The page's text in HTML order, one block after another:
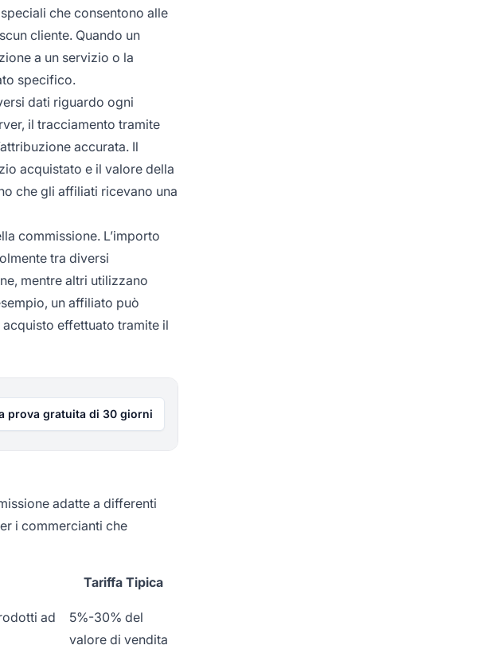
che consentono alle
cliente. Quando un
a un servizio o la
specifico.
dati riguardo ogni
il tracciamento tramite
accurata. Il
acquistato e il valore della
che gli affiliati ricevano una
commissione. L’importo
tra diversi
mentre altri utilizzano
un affiliato può
effettuato tramite il
prova gratuita di 30 giorni
adatte a differenti
i commercianti che
Tariffa Tipica
ad
5%-30% del
valore di vendita